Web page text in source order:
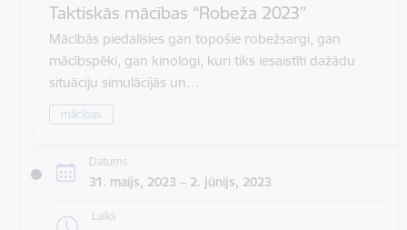
Taktiskās mācības “Robeža 2023”
Mācībās piedalīsies gan topošie robežsargi, gan
mācībspēki, gan kinologi, kuri tiks iesaistīti dažādu
situāciju simulācijās un…
mācības
Datums
31. maijs, 2023 – 2. jūnijs, 2023
Laiks